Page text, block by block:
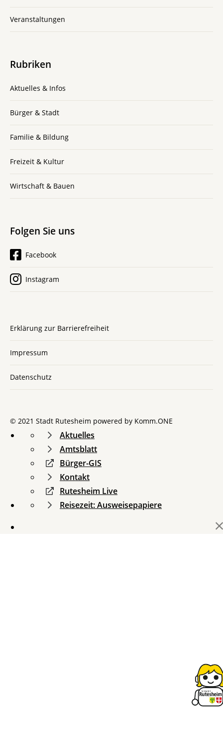
Veranstaltungen
Rubriken
Aktuelles & Infos
Bürger & Stadt
Familie & Bildung
Freizeit & Kultur
Wirtschaft & Bauen
Folgen Sie uns
Facebook
Instagram
Erklärung zur Barrierefreiheit
Impressum
Datenschutz
© 2021 Stadt Rutesheim powered by Komm.ONE
Aktuelles
Amtsblatt
Bürger-GIS
Kontakt
Rutesheim Live
Reisezeit: Ausweisepapiere